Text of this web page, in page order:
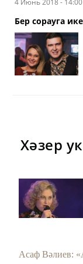
4 Июнь 2018 - 14:00
Бер сорауга
Хәзер
Асаф Вәлиев: